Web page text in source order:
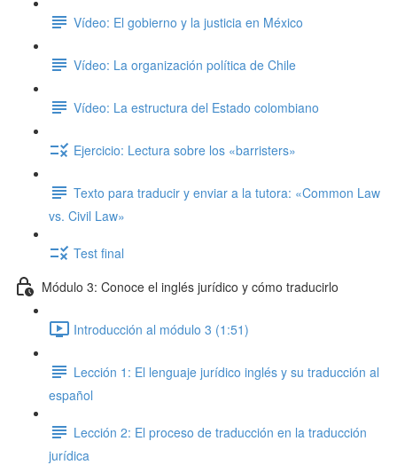
Vídeo: El gobierno y la justicia en México
Vídeo: La organización política de Chile
Vídeo: La estructura del Estado colombiano
Ejercicio: Lectura sobre los «barristers»
Texto para traducir y enviar a la tutora: «Common Law
vs. Civil Law»
Test final
Módulo 3: Conoce el inglés jurídico y cómo traducirlo
Introducción al módulo 3 (1:51)
Lección 1: El lenguaje jurídico inglés y su traducción al
español
Lección 2: El proceso de traducción en la traducción
jurídica